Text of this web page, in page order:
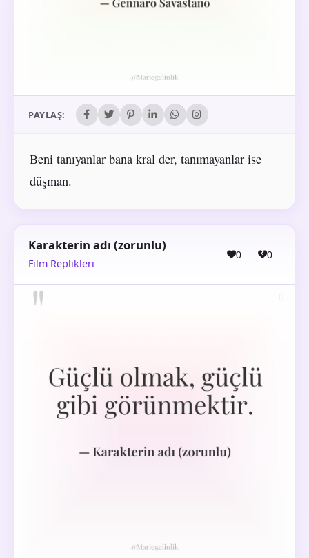
PAYLAŞ:
Beni tanıyanlar bana kral der, tanımayanlar ise
düşman.
Karakterin adı (zorunlu)
Film Replikleri
0 0